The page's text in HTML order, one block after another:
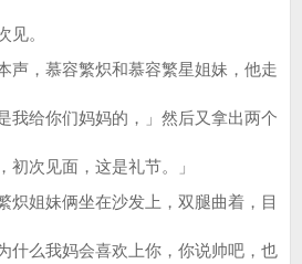
见。
，慕容繁炽和慕容繁星姐妹，他走
我给你们妈妈的，」然后又拿出两个
初次见面，这是礼节。」
姐妹俩坐在沙发上，双腿曲着，目
什么我妈会喜欢上你，你说帅吧，也